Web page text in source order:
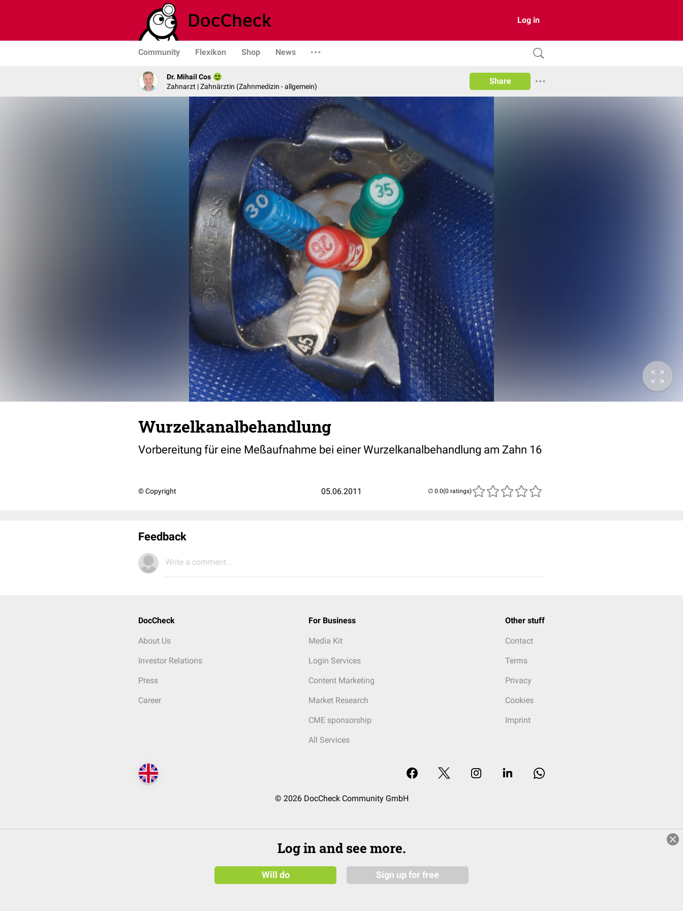
Log in
Community Flexikon Shop News
Dr. Mihail Cos
Zahnarzt | Zahnärztin (Zahnmedizin - allgemein)
Share
Wurzelkanalbehandlung
Vorbereitung für eine Meßaufnahme bei einer Wurzelkanalbehandlung am Zahn 16
© Copyright 05.06.2011 (0 ratings)
Feedback
Write a comment...
DocCheck
About Us
Investor Relations
Press
Career
For Business
Media Kit
Login Services
Content Marketing
Market Research
CME sponsorship
All Services
Other stuff
Contact
Terms
Privacy
Cookies
Imprint
© 2026 DocCheck Community GmbH
Log in and see more.
Will do Sign up for free